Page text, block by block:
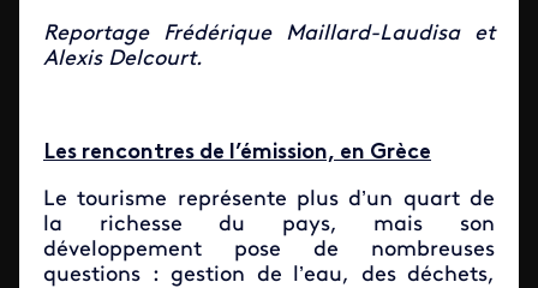
Reportage Frédérique Maillard-Laudisa et
Alexis Delcourt.
Les rencontres de l’émission, en Grèce
Le tourisme représente plus d’un quart de
la richesse du pays, mais son
développement pose de nombreuses
questions : gestion de l’eau, des déchets,